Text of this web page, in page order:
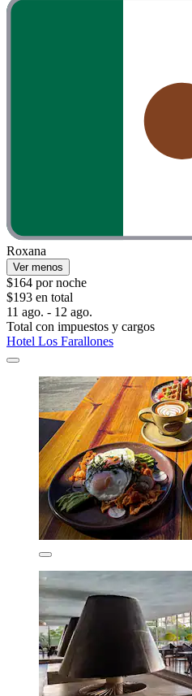
Roxana
Ver menos
$164 por noche
$193 en total
11 ago. - 12 ago.
Total con impuestos y cargos
Hotel Los Farallones